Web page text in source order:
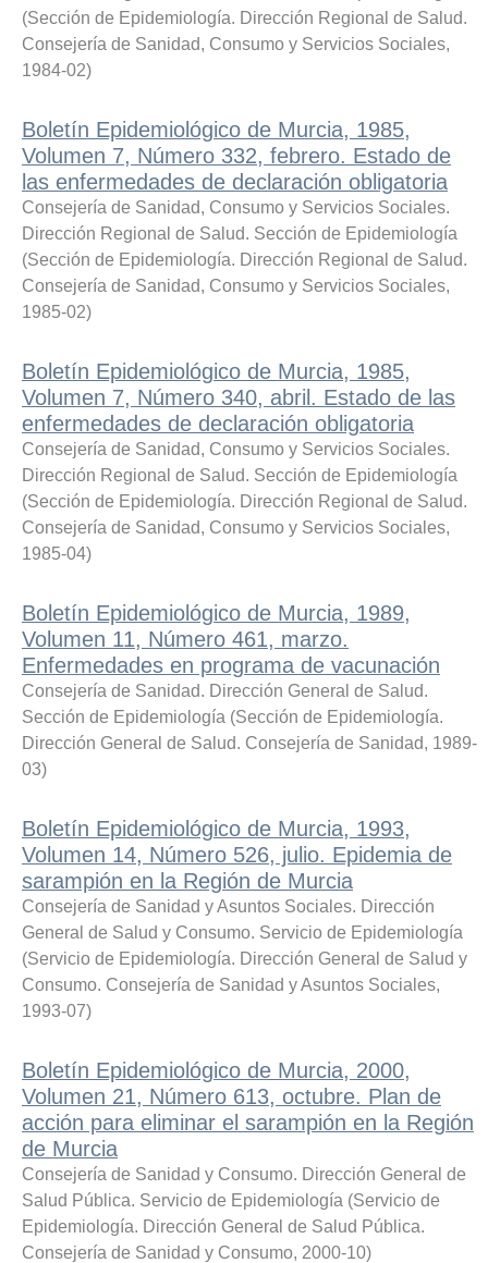
(Sección de Epidemiología. Dirección Regional de Salud.
Consejería de Sanidad, Consumo y Servicios Sociales,
1984-02)
Boletín Epidemiológico de Murcia, 1985,
Volumen 7, Número 332, febrero. Estado de
las enfermedades de declaración obligatoria
Consejería de Sanidad, Consumo y Servicios Sociales.
Dirección Regional de Salud. Sección de Epidemiología
(Sección de Epidemiología. Dirección Regional de Salud.
Consejería de Sanidad, Consumo y Servicios Sociales,
1985-02)
Boletín Epidemiológico de Murcia, 1985,
Volumen 7, Número 340, abril. Estado de las
enfermedades de declaración obligatoria
Consejería de Sanidad, Consumo y Servicios Sociales.
Dirección Regional de Salud. Sección de Epidemiología
(Sección de Epidemiología. Dirección Regional de Salud.
Consejería de Sanidad, Consumo y Servicios Sociales,
1985-04)
Boletín Epidemiológico de Murcia, 1989,
Volumen 11, Número 461, marzo.
Enfermedades en programa de vacunación
Consejería de Sanidad. Dirección General de Salud.
Sección de Epidemiología (Sección de Epidemiología.
Dirección General de Salud. Consejería de Sanidad, 1989-
03)
Boletín Epidemiológico de Murcia, 1993,
Volumen 14, Número 526, julio. Epidemia de
sarampión en la Región de Murcia
Consejería de Sanidad y Asuntos Sociales. Dirección
General de Salud y Consumo. Servicio de Epidemiología
(Servicio de Epidemiología. Dirección General de Salud y
Consumo. Consejería de Sanidad y Asuntos Sociales,
1993-07)
Boletín Epidemiológico de Murcia, 2000,
Volumen 21, Número 613, octubre. Plan de
acción para eliminar el sarampión en la Región
de Murcia
Consejería de Sanidad y Consumo. Dirección General de
Salud Pública. Servicio de Epidemiología (Servicio de
Epidemiología. Dirección General de Salud Pública.
Consejería de Sanidad y Consumo, 2000-10)